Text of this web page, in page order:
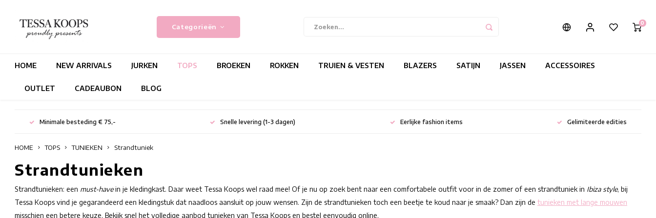
Categorieën 0
HOME NEW ARRIVALS JURKEN TOPS BROEKEN ROKKEN TRUIEN & VESTEN BLAZERS SATIJN JASSEN ACCESSOIRES
OUTLET CADEAUBON BLOG
Minimale besteding € 75,- Snelle levering (1-3 dagen) Eerlijke fashion items Gelimiteerde edities
HOME TOPS TUNIEKEN Strandtuniek
Strandtunieken
Strandtunieken: een must-havein je kledingkast. Daar weet Tessa Koops wel raad mee! Of je nu op zoek bent naar een comfortabele outfit voor in de zomer of een strandtuniek in Ibiza style, bij
Tessa Koops vind je gegarandeerd een kledingstuk dat naadloos aansluit op jouw wensen. Zijn de strandtunieken toch een beetje te koud naar je smaak? Dan zijn de tunieken met lange mouwen
misschien een betere keuze. Bekijk snel het volledige aanbod tunieken van Tessa Koops en bestel eenvoudig online.